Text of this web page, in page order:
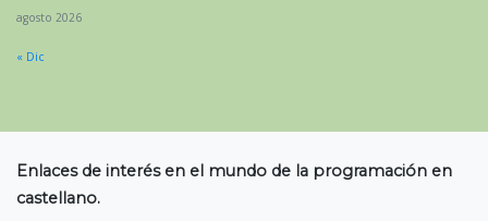
agosto 2026
« Dic
Enlaces de interés en el mundo de la programación en
castellano.